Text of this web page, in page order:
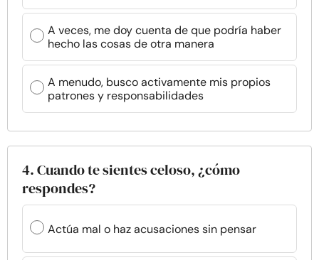
A veces, me doy cuenta de que podría haber
hecho las cosas de otra manera
A menudo, busco activamente mis propios
patrones y responsabilidades
4. Cuando te sientes celoso, ¿cómo
respondes?
Actúa mal o haz acusaciones sin pensar